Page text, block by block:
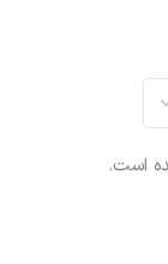
است.